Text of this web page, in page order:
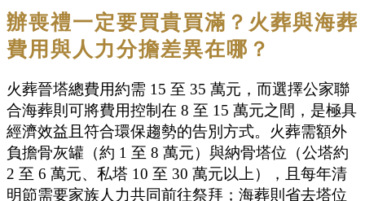
辦喪禮一定要買貴買滿？火葬與海葬
費用與人力分擔差異在哪？
火葬晉塔總費用約需 15 至 35 萬元，而選擇公家聯
合海葬則可將費用控制在 8 至 15 萬元之間，是極具
經濟效益且符合環保趨勢的告別方式。火葬需額外
負擔骨灰罐（約 1 至 8 萬元）與納骨塔位（公塔約
2 至 6 萬元、私塔 10 至 30 萬元以上），且每年清
明節需要家族人力共同前往祭拜；海葬則省去塔位